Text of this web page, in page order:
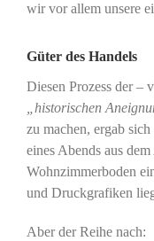
wir vor allem unsere
Güter des Handels
Diesen Prozess der –
„historischen
zu machen, ergab
eines Abends aus
Wohnzimmerboden
und Druckgrafiken
Aber der Reihe nach: